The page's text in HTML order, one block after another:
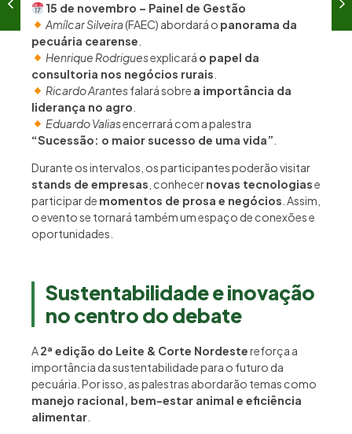
15 de novembro – Painel de Gestão
Amílcar Silveira(FAEC) abordará o panorama da
pecuária cearense
Henrique Rodriguesexplicará o papel da
consultoria nos negócios rurais
Ricardo Arantesfalará sobre a importância da
liderança no agro
Eduardo Valiasencerrará com a palestra
“Sucessão: o maior sucesso de uma vida”
Durante os intervalos, os participantes poderão visitar
stands de empresas , conhecernovas tecnologiase
participar de momentos de prosa e negócios . Assim,
o evento se tornará também um espaço de conexões e
oportunidades.
Sustentabilidade e inovação
no centro do debate
A2ª edição do Leite & Corte Nordestereforça a
importância da sustentabilidade para o futuro da
pecuária. Por isso, as palestras abordarão temas como
manejo racional, bem-estar animal e eficiência
alimentar